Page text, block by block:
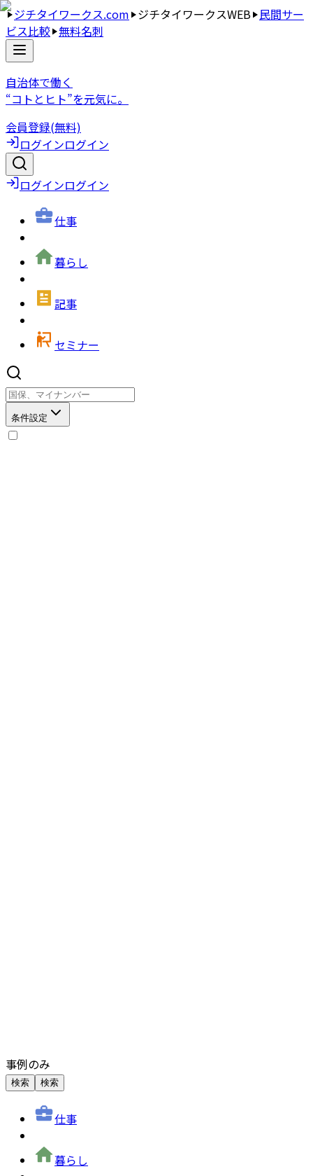
ジチタイワークス.com ジチタイワークスWEB 民間サー
ビス比較 無料名刺
自治体で働く
“コトとヒト”を元気に。
会員登録(無料)
ログインログイン
ログインログイン
仕事
暮らし
記事
セミナー
条件設定
事例のみ
検索 検索
仕事
暮らし